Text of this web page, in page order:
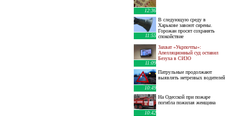
12:36
11:55
В следующую среду в
Харькове завоют сирены.
Горожан просят сохранять
спокойствие
11:09
Захват «Укрпочты»:
Апелляционный суд оставил
Безуха в СИЗО
10:49
Патрульные продолжают
выявлять нетрезвых водителей
10:42
На Одесской при пожаре
погибла пожилая женщина